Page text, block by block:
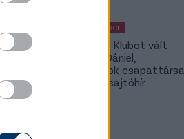
MAGYAR FOCI
Légiósok: Klubot vált
Gazdag Dániel,
világbajnok csapattársa
is lehet - sajtóhír